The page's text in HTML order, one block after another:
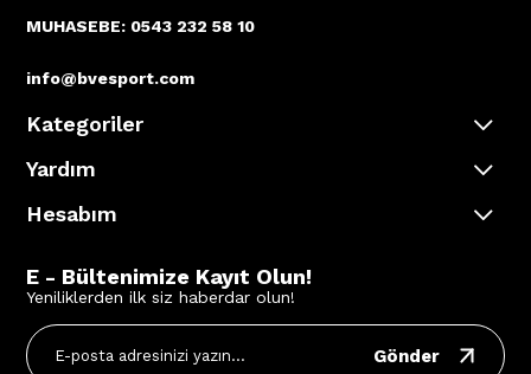
MUHASEBE: 0543 232 58 10
info@bvesport.com
Kategoriler
Yardım
Hesabım
E - Bültenimize Kayıt Olun!
Yeniliklerden ilk siz haberdar olun!
Gönder